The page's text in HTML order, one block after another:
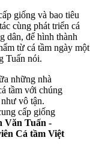
giống và bao tiêu
cùng phát triển cá
dân, để hình thành
từ cá tầm ngày một
Tuấn nói.
những nhà
tầm với chúng
vô tận.
cấp giống
Văn Tuấn -
Cá tầm Việt